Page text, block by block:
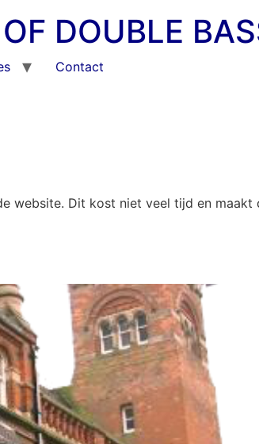
DOUBLE
Contact
website. Dit kost niet veel tijd en maakt